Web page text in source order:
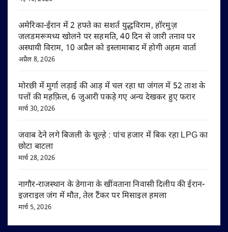
अमेरिका-ईरान में 2 हफ्ते का सशर्त युद्धविराम, हॉरमुज़
जलडमरूमध्य खोलने पर सहमति, 40 दिन से जारी तनाव पर
अस्थायी विराम, 10 अप्रैल को इस्लामाबाद में होगी अहम वार्ता
अप्रैल 8, 2026
मोरछी में मुर्गा लड़ाई की आड़ में चल रहा था जंगल में 52 ताश के
पत्तों की महफ़िल, 6 जुआरी पकड़े गए अन्य देखकर हुए फरार
मार्च 30, 2026
जवाब देने लगे बिजली के चूल्हे : पांच हजार में बिक रहा LPG का
छोटा बाटला
मार्च 28, 2026
नागौर-राजस्थान के डेगाना के खींवताना निवासी दिलीप की ईरान-
इजराइल जंग में मौत, तेल टैंकर पर मिसाइल हमला
मार्च 5, 2026